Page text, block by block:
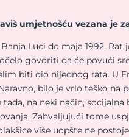
umjetnošću vezana je
Luci do maja 1992.
govoriti da će povući
biti dio nijednog rata. U
bilo je vrlo teško na
na neki način,
Zahvaljujući tome
više uopšte ne